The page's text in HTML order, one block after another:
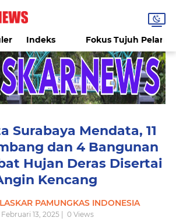
Indeks Fokus Tujuh
Surabaya Mendata, 11
dan 4 Bangunan
Hujan Deras Disertai
Kencang
PAMUNGKAS INDONESIA
| Februari 13, 2025 | 0 Views